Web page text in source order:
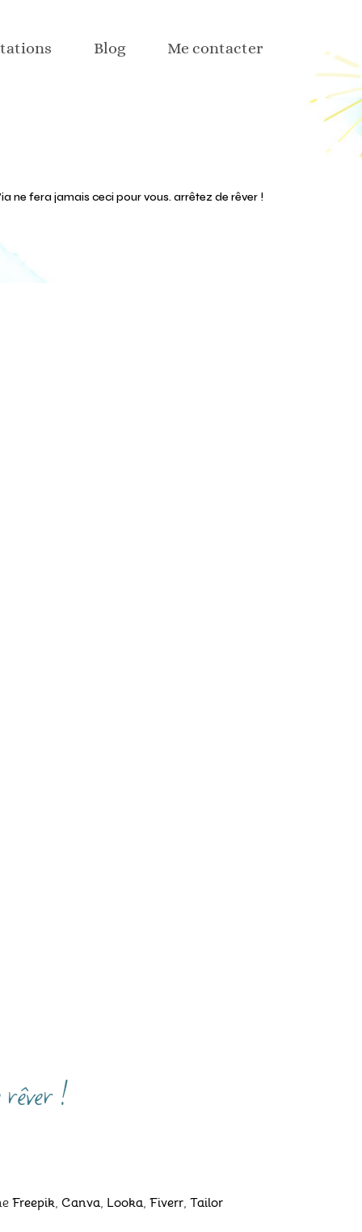
sociaux
textile et déco
Blog Me contacter
ne fera jamais ceci pour vous. arrêtez de rêver !
!
Freepik, Canva, Looka, Fiverr, Tailor